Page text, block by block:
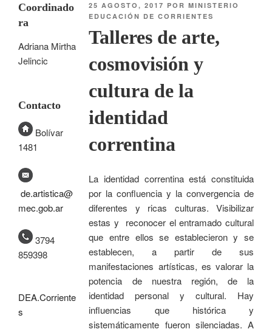
25 AGOSTO, 2017 PORMINISTERIO
EDUCACIÓN DE CORRIENTES
Talleres de arte,
cosmovisión y
cultura de la
identidad
correntina
La identidad correntina está constituida
por la confluencia y la convergencia de
diferentes y ricas culturas. Visibilizar
estas y reconocer el entramado cultural
que entre ellos se establecieron y se
establecen, a partir de sus
manifestaciones artísticas, es valorar la
potencia de nuestra región, de la
identidad personal y cultural. Hay
influencias que histórica y
sistemáticamente fueron silenciadas. A
Coordinado
ra
Adriana Mirtha
Jelincic
Contacto
Bolívar
1481
de.artistica@
mec.gob.ar
3794
859398
DEA.Corriente
s